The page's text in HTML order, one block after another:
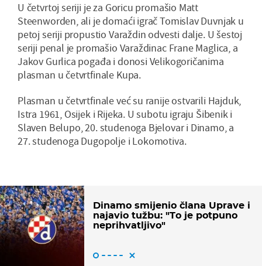
U četvrtoj seriji je za Goricu promašio Matt
Steenworden, ali je domaći igrač Tomislav Duvnjak u
petoj seriji propustio Varaždin odvesti dalje. U šestoj
seriji penal je promašio Varaždinac Frane Maglica, a
Jakov Gurlica pogađa i donosi Velikogoričanima
plasman u četvrtfinale Kupa.
Plasman u četvrtfinale već su ranije ostvarili Hajduk,
Istra 1961, Osijek i Rijeka. U subotu igraju Šibenik i
Slaven Belupo, 20. studenoga Bjelovar i Dinamo, a
27. studenoga Dugopolje i Lokomotiva.
Dinamo smijenio člana Uprave i
najavio tužbu: "To je potpuno
neprihvatljivo"